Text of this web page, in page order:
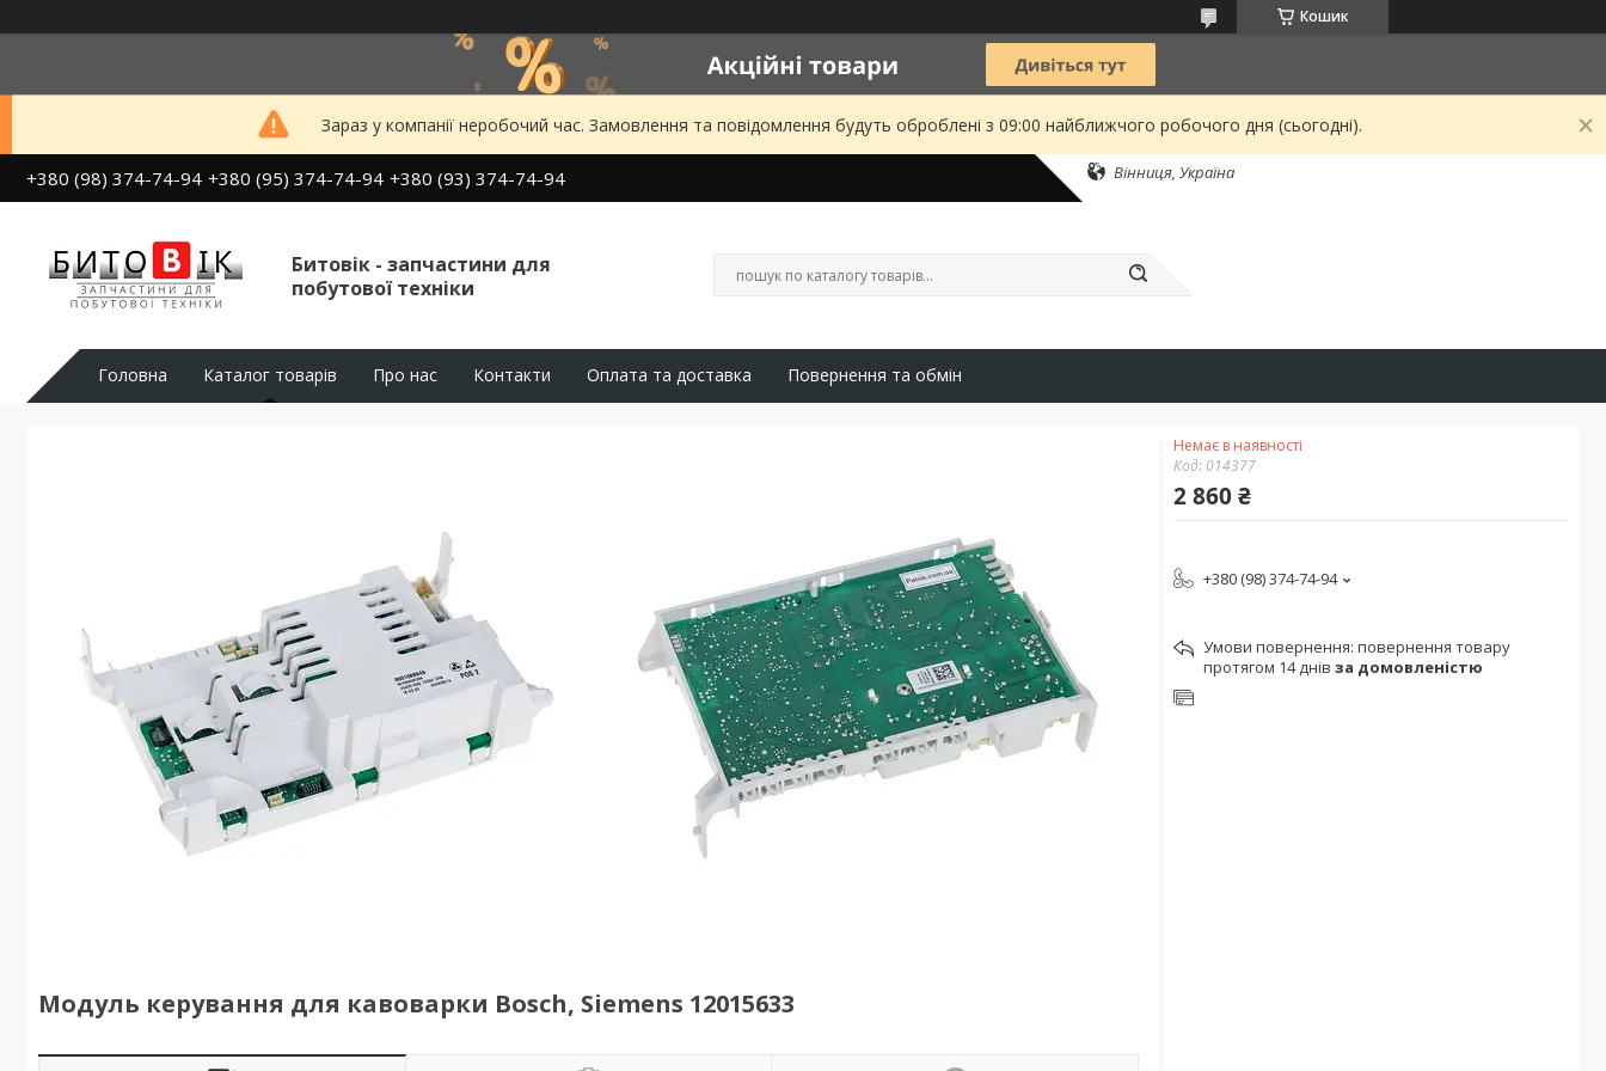
Кошик
Зараз у компанії неробочий час. Замовлення та повідомлення будуть оброблені з 09:00 найближчого робочого дня (сьогодні).
+380 (98) 374-74-94 +380 (95) 374-74-94 +380 (93) 374-74-94 Вінниця, Україна
Битовік - запчастини для
побутової техніки
Головна Каталог товарів Про нас Контакти Оплата та доставка Повернення та обмін
Модуль керування для кавоварки Bosch, Siemens 12015633
Немає в наявності
Код: 014377
2 860 ₴
+380 (98) 374-74-94
повернення товару
протягом 14 днів за домовленістю